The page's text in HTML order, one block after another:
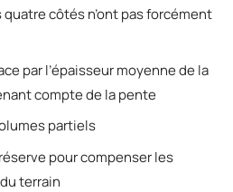
côtés n’ont pas forcément
par l’épaisseur moyenne de la
compte de la pente
partiels
pour compenser les
terrain